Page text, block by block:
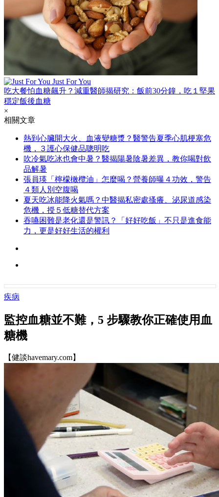
Just For You
吃大餐怕血糖飆升？減重醫師揭研究：飯前30分鐘，吃１堅果
穩定飯後血糖
×
相關文章
熱到心臟開大火、血液變糖漿？醫警告夏季心肌梗塞危
機，３護心保健品聰明吃
吹冷氣吃冰也會中暑？醫揭陽暑陰暑差異，教你喝對飲
品解暑
張員瑛「檸檬橄欖油」怎麼喝？營養師曝４功效，警告
４類人別空腹喝
夏天吃冰能降火氣嗎？中醫揭私密處搔癢、泌尿道感染
危機，授５低糖替代方案
吞嚥困難是老化還是警訊？「好好吃飯」不只是進食能
力，更是好好生活的權利
疾病
監控血糖並不難，5 步驟教你正確使用血
糖機
【健談havemary.com】